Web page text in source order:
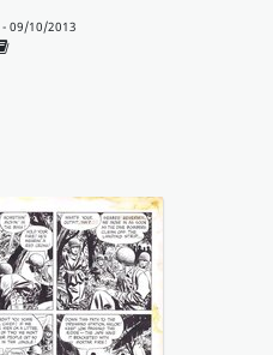
- 09/10/2013